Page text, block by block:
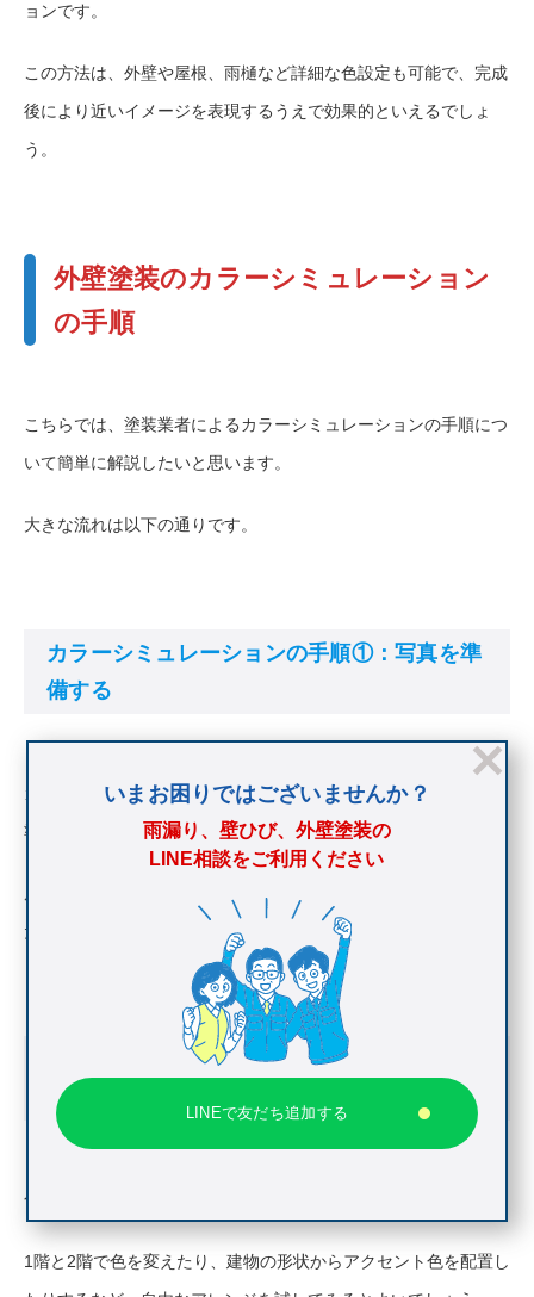
ョンです。
この方法は、外壁や屋根、雨樋など詳細な色設定も可能で、完成
後により近いイメージを表現するうえで効果的といえるでしょ
う。
外壁塗装のカラーシミュレーション
の手順
こちらでは、塗装業者によるカラーシミュレーションの手順につ
いて簡単に解説したいと思います。
大きな流れは以下の通りです。
カラーシミュレーションの手順①：写真を準
備する
カラーシミュレーションをする建物の写真を違う角度から何枚か
準備します。
た色設定ができます。
カラーシミュレーションの手順②：色を選択
する
色見本帖などから塗りたい色を決定します。
1階と2階で色を変えたり、建物の形状からアクセント色を配置し
いまお困りではございませんか？
雨漏り、壁ひび、外壁塗装の
LINE相談をご利用ください
LINEで友だち追加する